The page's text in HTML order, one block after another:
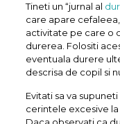
Tineti un “jurnal al
care apare
activitate pe care o
durerea. Folositi
eventuala durere
descrisa de copil si
Evitati sa va
cerintele excesive la